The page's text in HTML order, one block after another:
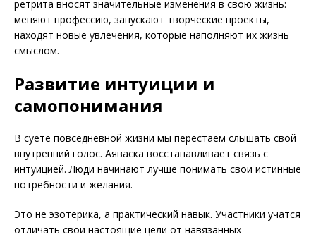
ретрита вносят значительные изменения в свою жизнь:
меняют профессию, запускают творческие проекты,
находят новые увлечения, которые наполняют их жизнь
смыслом.
Развитие интуиции и
самопонимания
В суете повседневной жизни мы перестаем слышать свой
внутренний голос. Аяваска восстанавливает связь с
интуицией. Люди начинают лучше понимать свои истинные
потребности и желания.
Это не эзотерика, а практический навык. Участники учатся
отличать свои настоящие цели от навязанных